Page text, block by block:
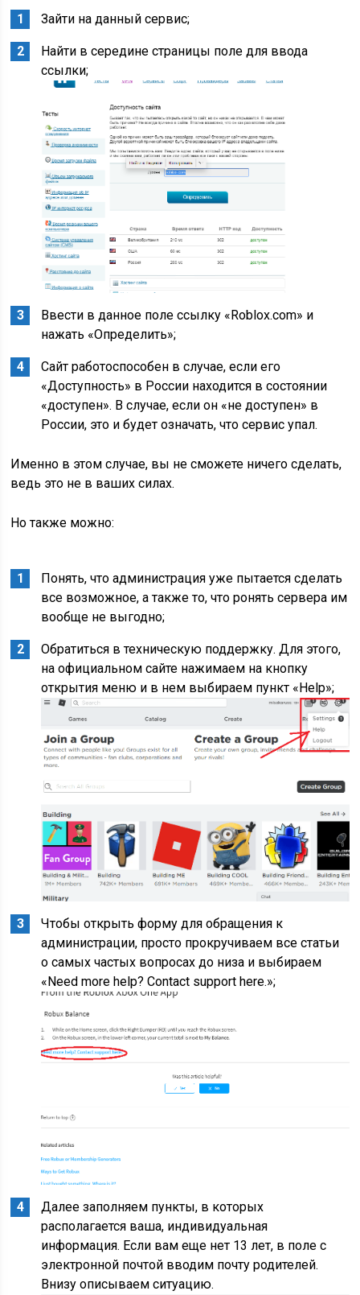
Зайти на данный сервис;
Найти в середине страницы поле для ввода
ссылки;
Ввести в данное поле ссылку «Roblox.com» и
нажать «Определить»;
Сайт работоспособен в случае, если его
«Доступность» в России находится в состоянии
«доступен». В случае, если он «не доступен» в
России, это и будет означать, что сервис упал.
Именно в этом случае, вы не сможете ничего сделать,
ведь это не в ваших силах.
Но также можно:
Понять, что администрация уже пытается сделать
все возможное, а также то, что ронять сервера им
вообще не выгодно;
Обратиться в техническую поддержку. Для этого,
на официальном сайте нажимаем на кнопку
открытия меню и в нем выбираем пункт «Help»;
Чтобы открыть форму для обращения к
администрации, просто прокручиваем все статьи
о самых частых вопросах до низа и выбираем
«Need more help? Contact support here.»;
Далее заполняем пункты, в которых
располагается ваша, индивидуальная
информация. Если вам еще нет 13 лет, в поле с
электронной почтой вводим почту родителей.
Внизу описываем ситуацию.